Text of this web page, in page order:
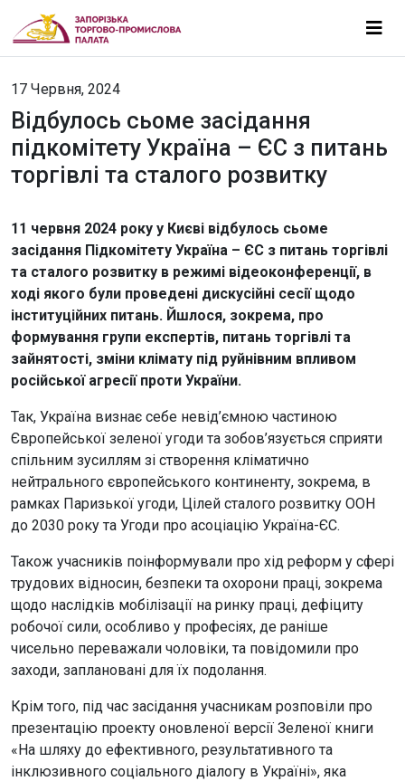
17 Червня, 2024
Відбулось сьоме засідання
підкомітету Україна – ЄС з питань
торгівлі та сталого розвитку
11 червня 2024 року у Києві відбулось сьоме
засідання Підкомітету Україна – ЄС з питань торгівлі
та сталого розвитку в режимі відеоконференції, в
ході якого були проведені дискусійні сесії щодо
інституційних питань. Йшлося, зокрема, про
формування групи експертів, питань торгівлі та
зайнятості, зміни клімату під руйнівним впливом
російської агресії проти України.
Так, Україна визнає себе невід’ємною частиною
Європейської зеленої угоди та зобов’язується сприяти
спільним зусиллям зі створення кліматично
нейтрального європейського континенту, зокрема, в
рамках Паризької угоди, Цілей сталого розвитку ООН
до 2030 року та Угоди про асоціацію Україна-ЄС.
Також учасників поінформували про хід реформ у сфері
трудових відносин, безпеки та охорони праці, зокрема
щодо наслідків мобілізації на ринку праці, дефіциту
робочої сили, особливо у професіях, де раніше
чисельно переважали чоловіки, та повідомили про
заходи, заплановані для їх подолання.
Крім того, під час засідання учасникам розповіли про
презентацію проекту оновленої версії Зеленої книги
«На шляху до ефективного, результативного та
інклюзивного соціального діалогу в Україні», яка